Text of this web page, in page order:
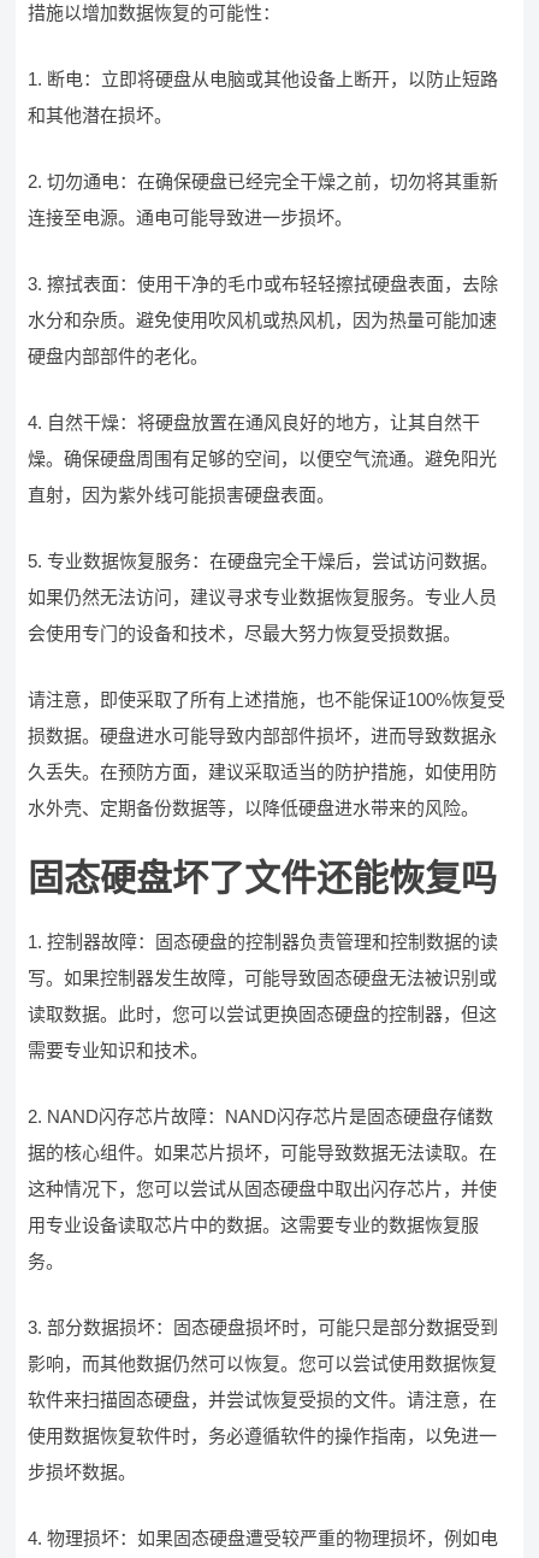
措施以增加数据恢复的可能性：
1. 断电：立即将硬盘从电脑或其他设备上断开，以防止短路
和其他潜在损坏。
2. 切勿通电：在确保硬盘已经完全干燥之前，切勿将其重新
连接至电源。通电可能导致进一步损坏。
3. 擦拭表面：使用干净的毛巾或布轻轻擦拭硬盘表面，去除
水分和杂质。避免使用吹风机或热风机，因为热量可能加速
硬盘内部部件的老化。
4. 自然干燥：将硬盘放置在通风良好的地方，让其自然干
燥。确保硬盘周围有足够的空间，以便空气流通。避免阳光
直射，因为紫外线可能损害硬盘表面。
5. 专业数据恢复服务：在硬盘完全干燥后，尝试访问数据。
如果仍然无法访问，建议寻求专业数据恢复服务。专业人员
会使用专门的设备和技术，尽最大努力恢复受损数据。
请注意，即使采取了所有上述措施，也不能保证100%恢复受
损数据。硬盘进水可能导致内部部件损坏，进而导致数据永
久丢失。在预防方面，建议采取适当的防护措施，如使用防
水外壳、定期备份数据等，以降低硬盘进水带来的风险。
固态硬盘坏了文件还能恢复吗
1. 控制器故障：固态硬盘的控制器负责管理和控制数据的读
写。如果控制器发生故障，可能导致固态硬盘无法被识别或
读取数据。此时，您可以尝试更换固态硬盘的控制器，但这
需要专业知识和技术。
2. NAND闪存芯片故障：NAND闪存芯片是固态硬盘存储数
据的核心组件。如果芯片损坏，可能导致数据无法读取。在
这种情况下，您可以尝试从固态硬盘中取出闪存芯片，并使
用专业设备读取芯片中的数据。这需要专业的数据恢复服
务。
3. 部分数据损坏：固态硬盘损坏时，可能只是部分数据受到
影响，而其他数据仍然可以恢复。您可以尝试使用数据恢复
软件来扫描固态硬盘，并尝试恢复受损的文件。请注意，在
使用数据恢复软件时，务必遵循软件的操作指南，以免进一
步损坏数据。
4. 物理损坏：如果固态硬盘遭受较严重的物理损坏，例如电